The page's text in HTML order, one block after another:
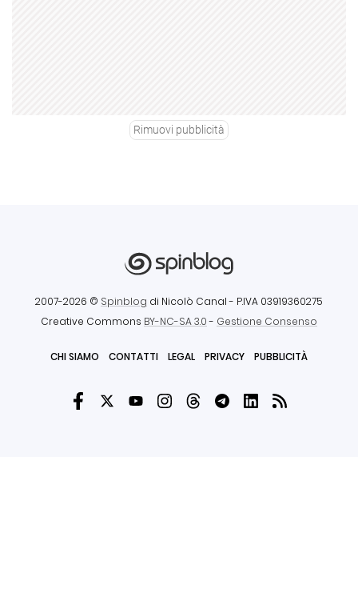
Rimuovi pubblicità
2007-2026 © Spinblog di Nicolò Canal - P.IVA 03919360275
Creative Commons BY-NC-SA 3.0- Gestione Consenso
CHI SIAMO CONTATTI LEGAL PRIVACY PUBBLICITÀ